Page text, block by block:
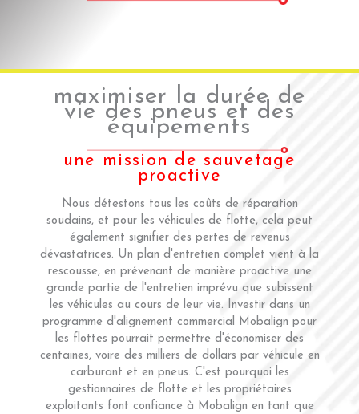
maximiser la durée de
vie des pneus et des
équipements
une mission de sauvetage
proactive
Nous détestons tous les coûts de réparation
soudains, et pour les véhicules de flotte, cela peut
également signifier des pertes de revenus
dévastatrices. Un plan d'entretien complet vient à la
rescousse, en prévenant de manière proactive une
grande partie de l'entretien imprévu que subissent
les véhicules au cours de leur vie. Investir dans un
programme d'alignement commercial Mobalign pour
les flottes pourrait permettre d'économiser des
centaines, voire des milliers de dollars par véhicule en
carburant et en pneus. C'est pourquoi les
gestionnaires de flotte et les propriétaires
exploitants font confiance à Mobalign en tant que